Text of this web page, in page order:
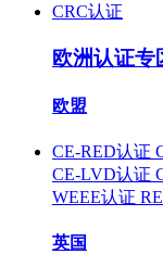
CRC认证
欧洲认证专
欧盟
CE-RED认证
CE-LVD认证
WEEE认证
英国